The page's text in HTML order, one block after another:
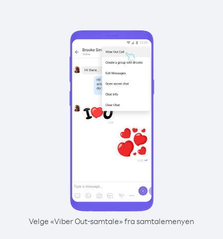
Velge «Viber Out-samtale» fra samtalemenyen